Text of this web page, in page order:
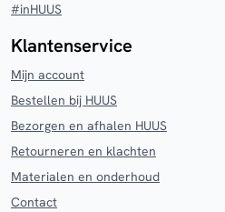
#inHUUS
Klantenservice
Mijn account
Bestellen bij HUUS
Bezorgen en afhalen HUUS
Retourneren en klachten
Materialen en onderhoud
Contact